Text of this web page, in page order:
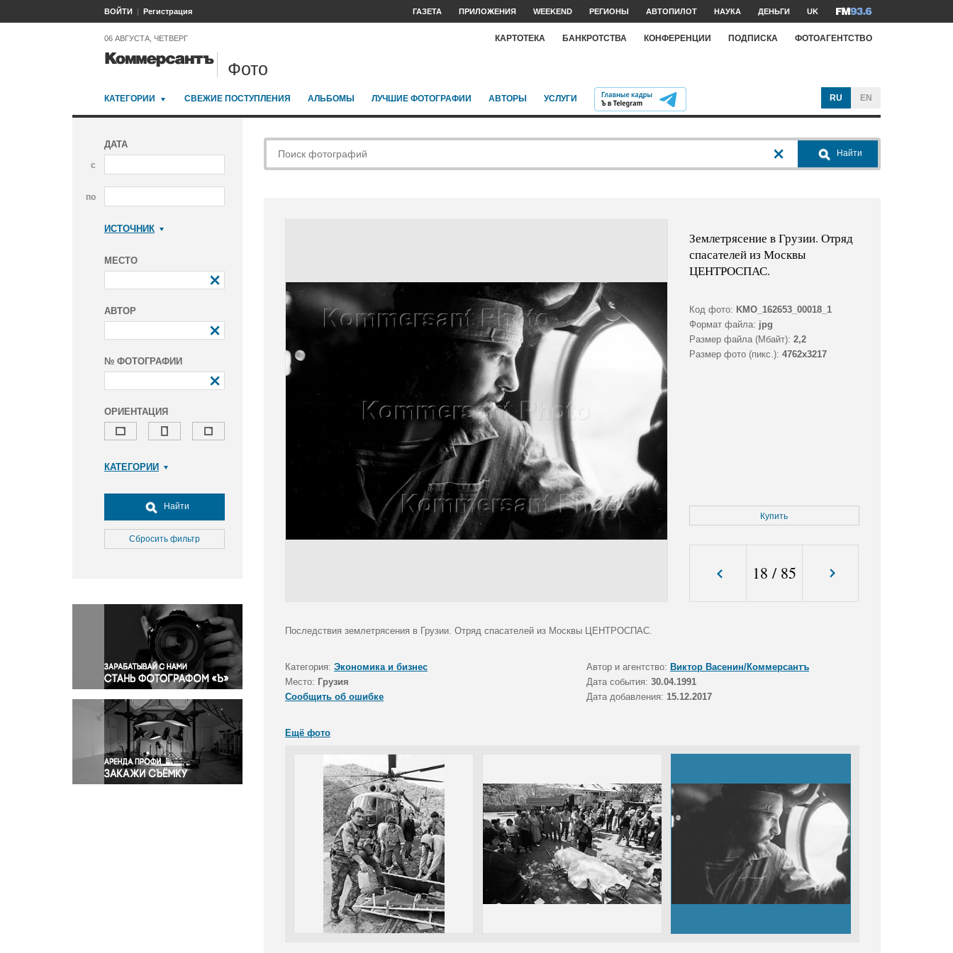
ВОЙТИ Регистрация ГАЗЕТА ПРИЛОЖЕНИЯ WEEKEND РЕГИОНЫ АВТОПИЛОТ НАУКА ДЕНЬГИ UK
06 АВГУСТА, ЧЕТВЕРГ КАРТОТЕКА БАНКРОТСТВА КОНФЕРЕНЦИИ ПОДПИСКА ФОТОАГЕНТСТВО
Фото
КАТЕГОРИИ СВЕЖИЕ ПОСТУПЛЕНИЯ АЛЬБОМЫ ЛУЧШИЕ ФОТОГРАФИИ АВТОРЫ УСЛУГИ RU EN
ДАТА
с
по
ИСТОЧНИК
МЕСТО
АВТОР
№ ФОТОГРАФИИ
ОРИЕНТАЦИЯ
КАТЕГОРИИ
Досуг, туризм и отдых
Культура
Медицина
Окружающая среда
Политика
Правосудие
Происшествия и конфликты
Религия
Светская жизнь
Спорт
Экология
Экономика и бизнес
Найти
Сбросить фильтр
Найти
Землетрясение в Грузии. Отряд
спасателей из Москвы
ЦЕНТРОСПАС.
Код фото: KMO_162653_00018_1
Формат файла: jpg
Размер файла (Мбайт): 2,2
Размер фото (пикс.): 4762x3217
Купить
18 / 85
Последствия землетрясения в Грузии. Отряд спасателей из Москвы ЦЕНТРОСПАС.
Категория: Экономика и бизнес Автор и агентство: Виктор Васенин/Коммерсантъ
Место: Грузия Дата события: 30.04.1991
Сообщить об ошибке
Дата добавления: 15.12.2017
Ещё фото